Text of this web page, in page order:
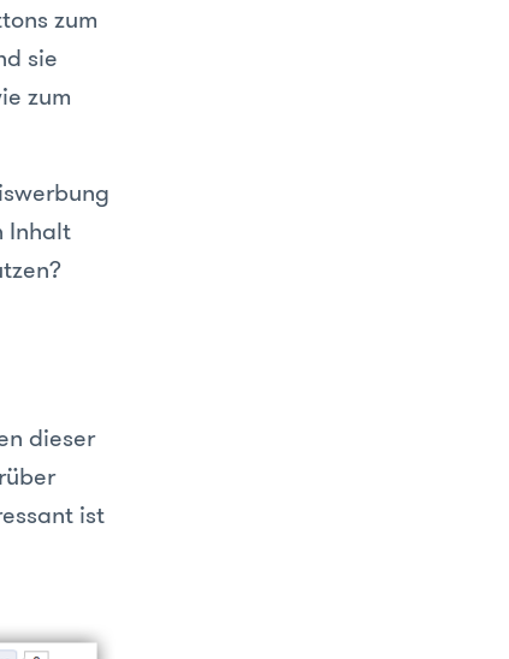
zum
sie
zum
Inhalt
dieser
ist